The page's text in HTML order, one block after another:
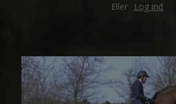
Eller Log ind